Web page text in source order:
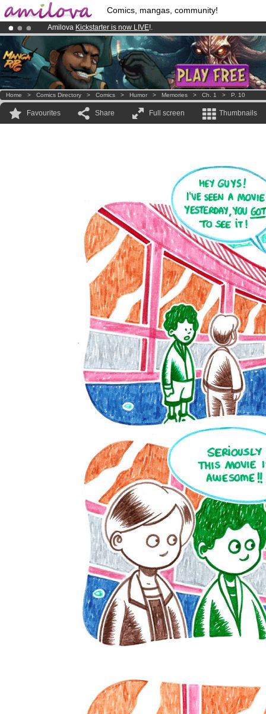
Comics, mangas, community!
Amilova Kickstarter is now LIVE!.
Premium membership from3.95 eurosper month !Get membership
Already 134393membersand 1208 comics & mangas!.
Home > Comics Directory > Comics > Humor > Memories > Ch. 1 > P. 10
Favourites Share Full screen Thumbnails